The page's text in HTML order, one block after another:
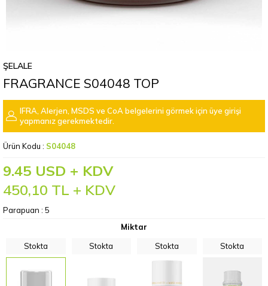
ŞELALE
FRAGRANCE S04048 TOP
IFRA, Alerjen, MSDS ve CoA belgelerini görmek için üye girişi
yapmanız gerekmektedir.
Ürün Kodu : S04048
9.45 USD + KDV
450,10 TL + KDV
Parapuan : 5
Miktar
Stokta
Stokta Stokta Stokta